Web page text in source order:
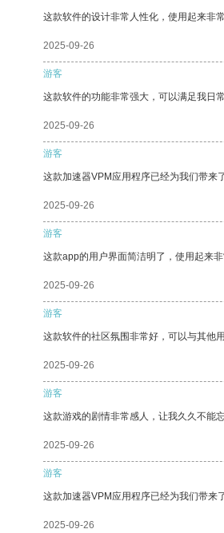
这款软件的设计非常人性化，使用起来非常
2025-09-26
游客
这款软件的功能非常强大，可以满足我日
2025-09-26
游客
这款加速器VPM应用程序已经为我们带来
2025-09-26
游客
这款app的用户界面简洁明了，使用起来
2025-09-26
游客
这款软件的社区氛围非常好，可以与其他
2025-09-26
游客
这款游戏的剧情非常感人，让我久久不能忘
2025-09-26
游客
这款加速器VPM应用程序已经为我们带来
2025-09-26